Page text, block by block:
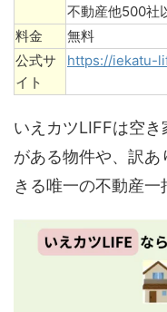
不動産他500社
料金
無料
公式サ
イト
https://iekatu-
いえカツLIFFは空
がある物件や、訳
きる唯一の不動産一